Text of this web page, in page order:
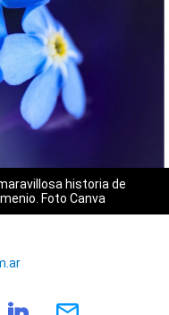
historia de
Foto Canva